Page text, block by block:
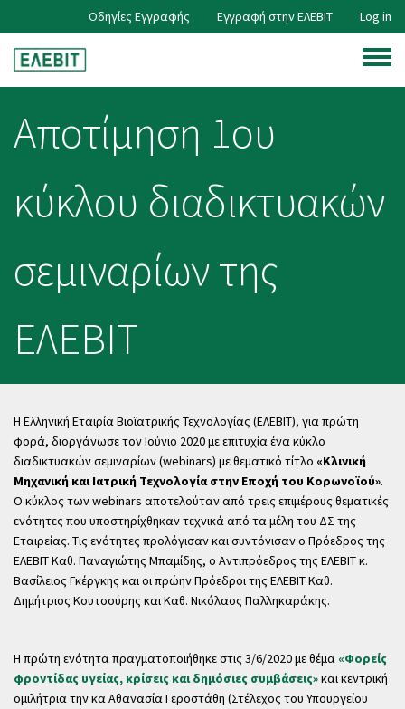
to
main
content
User
account
menu
Οδηγίες Εγγραφής Εγγραφή στην ΕΛΕΒΙΤ Log in
Toggle
menu
Αποτίμηση 1ου
κύκλου διαδικτυακών
σεμιναρίων της
ΕΛΕΒΙΤ
Η Ελληνική Εταιρία Βιοϊατρικής Τεχνολογίας (ΕΛΕΒΙΤ), για πρώτη
φορά, διοργάνωσε τον Ιούνιο 2020 με επιτυχία ένα κύκλο
διαδικτυακών σεμιναρίων (webinars) με θεματικό τίτλο «Κλινική
Μηχανική και Ιατρική Τεχνολογία στην Εποχή του Κορωνοϊού».
Ο κύκλος των webinars αποτελούταν από τρεις επιμέρους θεματικές
ενότητες που υποστηρίχθηκαν τεχνικά από τα μέλη του ΔΣ της
Εταιρείας. Τις ενότητες προλόγισαν και συντόνισαν ο Πρόεδρος της
ΕΛΕΒΙΤ Καθ. Παναγιώτης Μπαμίδης, ο Αντιπρόεδρος της ΕΛΕΒΙΤ κ.
Βασίλειος Γκέργκης και οι πρώην Πρόεδροι της ΕΛΕΒΙΤ Καθ.
Δημήτριος Κουτσούρης και Καθ. Νικόλαος Παλληκαράκης.
Η πρώτη ενότητα πραγματοποιήθηκε στις 3/6/2020 με θέμα «Φορείς
φροντίδας υγείας, κρίσεις και δημόσιες συμβάσεις»και κεντρική
ομιλήτρια την κα Αθανασία Γεροστάθη (Στέλεχος του Υπουργείου